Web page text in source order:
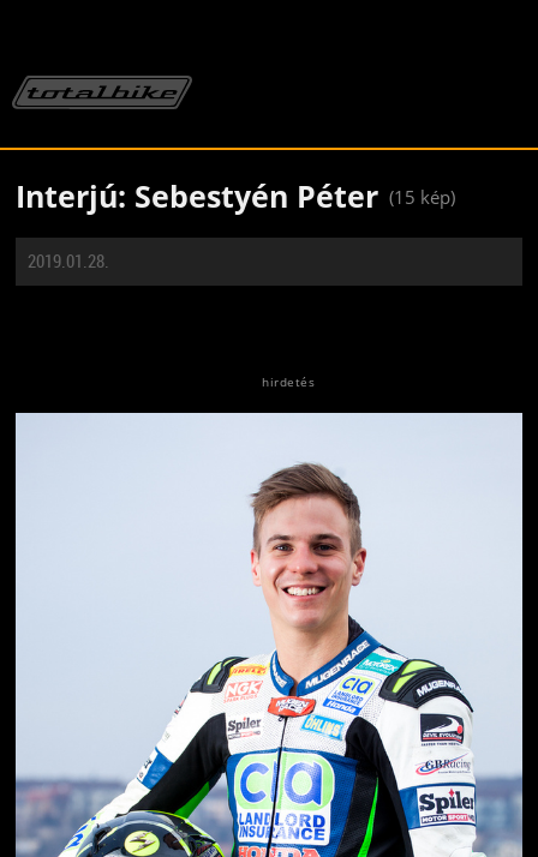
Interjú: Sebestyén Péter (15 kép)
2019.01.28.